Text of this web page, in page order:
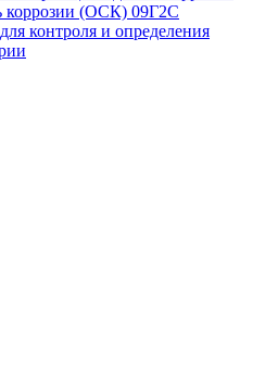
коррозии (ОСК) 09Г2С
контроля и определения